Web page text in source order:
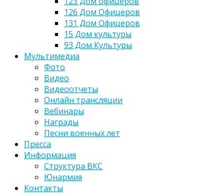
126 Дом Офицеров
131 Дом Офицеров
15 Дом культуры
93 Дом Культуры
Мультимедиа
Фото
Видео
Видеоотчеты
Онлайн трансляции
Вебинары
Награды
Песни военных лет
Пресса
Информация
Структура ВКС
Юнармия
Контакты